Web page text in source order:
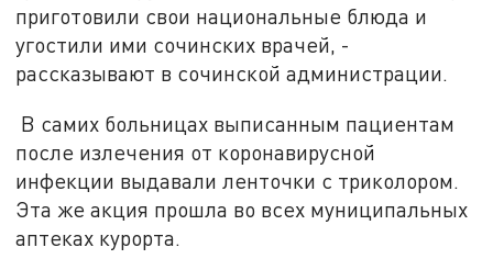
приготовили свои национальные блюда и
угостили ими сочинских врачей, -
рассказывают в сочинской администрации.
В самих больницах выписанным пациентам
после излечения от коронавирусной
инфекции выдавали ленточки с триколором.
Эта же акция прошла во всех муниципальных
аптеках курорта.